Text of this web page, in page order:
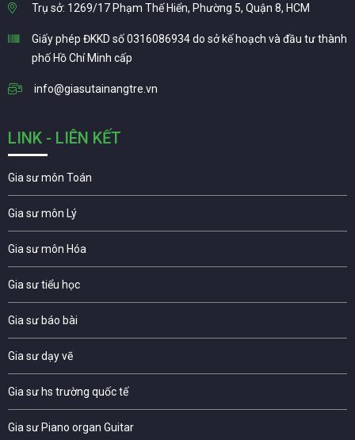
Trụ sở: 1269/17 Phạm Thế Hiển, Phường 5, Quận 8, HCM
Giấy phép ĐKKD số 0316086934 do sở kế hoạch và đầu tư thành
phố Hồ Chí Minh cấp
info@giasutainangtre.vn
LINK - LIÊN KẾT
Gia sư môn Toán
Gia sư môn Lý
Gia sư môn Hóa
Gia sư tiểu học
Gia sư báo bài
Gia sư dạy vẽ
Gia sư hs trường quốc tế
Gia sư Piano organ Guitar